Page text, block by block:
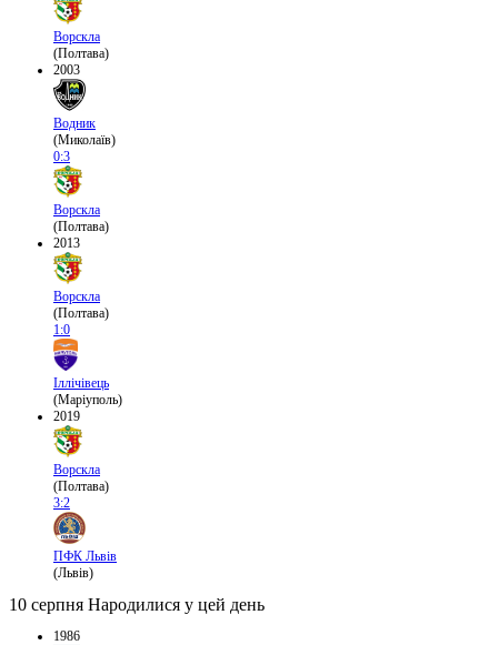
Ворскла
(Полтава)
2003
Водник
(Миколаїв)
0:3
Ворскла
(Полтава)
2013
Ворскла
(Полтава)
1:0
Іллічівець
(Маріуполь)
2019
Ворскла
(Полтава)
3:2
ПФК Львів
(Львів)
10 серпня Народилися у цей день
1986